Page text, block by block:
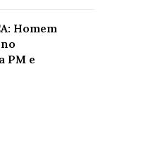
Homem
PM e